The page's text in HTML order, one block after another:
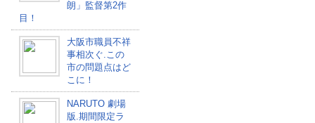
朗」監督第2作
目！
大阪市職員不祥
事相次ぐ.この
市の問題点はど
こに！
NARUTO 劇場
版.期間限定ラ